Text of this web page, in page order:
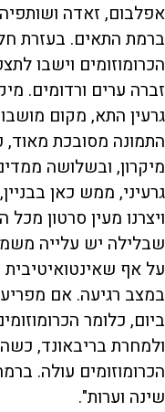
אפלבום, זאדה
ברמת התאים. בעזרת
הכרומוזומים וישבו
זברה ערים ורדומים.
גרעין התא, מקום
מיקרון, ובשלושה
גרעיני, ממש כאן
ויצרנו מעין סרטון
שבלילה יש עלייה
על אף
במצב רגיעה. אם
ביום, כלומר
ולמחרת בריבאונד,
הכרומוזומים עולה.
שינה וערות".